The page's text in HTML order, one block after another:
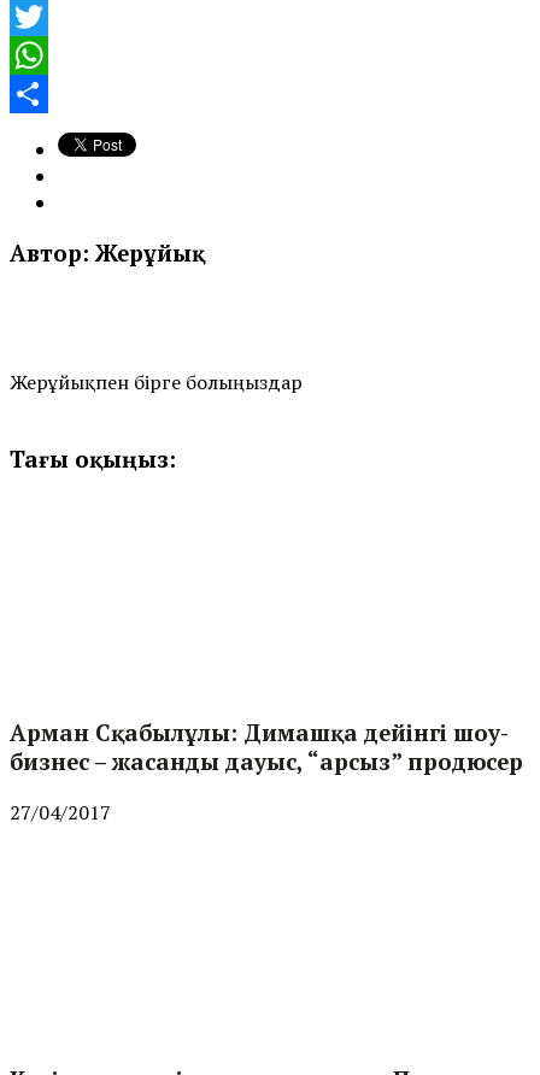
Facebook
Twitter
WhatsApp
Share
Автор: Жерұйық
Жерұйықпен бірге болыңыздар
Тағы оқыңыз:
Арман Сқабылұлы: Димашқа дейінгі шоу-
бизнес – жасанды дауыс, “арсыз” продюсер
27/04/2017